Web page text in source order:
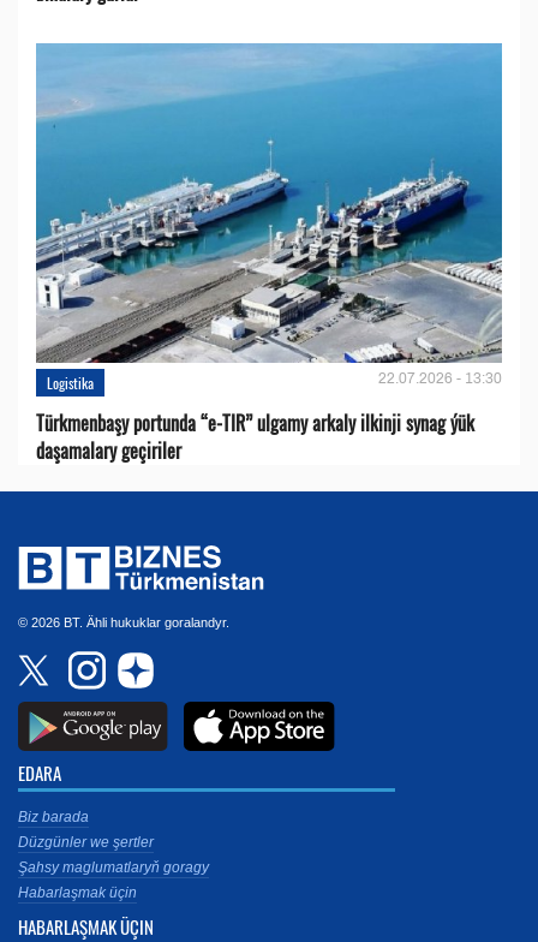
Logistika 22.07.2026 - 13:30
Türkmenbaşy portunda “e-TIR” ulgamy arkaly ilkinji synag ýük
daşamalary geçiriler
© 2026 BT. Ähli hukuklar goralandyr.
EDARA
Biz barada
Düzgünler we şertler
Şahsy maglumatlaryň goragy
Habarlaşmak üçin
HABARLAŞMAK ÜÇIN